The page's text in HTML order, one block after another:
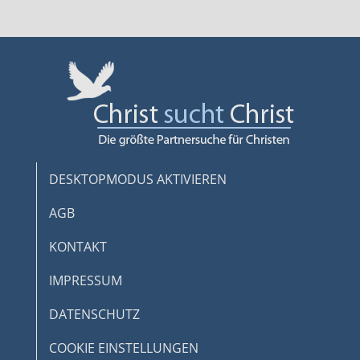
sadipscing elitr,
DESKTOPMODUS AKTIVIEREN
AGB
KONTAKT
IMPRESSUM
DATENSCHUTZ
COOKIE EINSTELLUNGEN